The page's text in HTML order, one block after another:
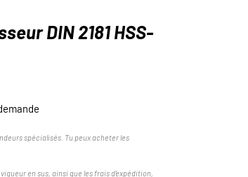
DIN 2181 HSS-
spécialisés. Tu peux acheter les
en sus, ainsi que les frais d'expédition,